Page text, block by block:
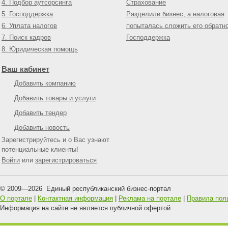
4. Подбор аутсорсинга
5. Господдержка
6. Уплата налогов
7. Поиск кадров
8. Юридическая помощь
Страхование
Разделили бизнес, а налоговая
попыталась сложить его
Господдержка
Ваш кабинет
Добавить компанию
Добавить товары и услуги
Добавить тендер
Добавить новость
Зарегистрируйтесь и о Вас узнают
потенциальные клиенты!
Войти или зарегистрироваться
© 2009—2026 Единый республиканский бизнес-портал
О портале
Контактная информация Реклама на портале
Правила
Информация на сайте не является публичной офертой